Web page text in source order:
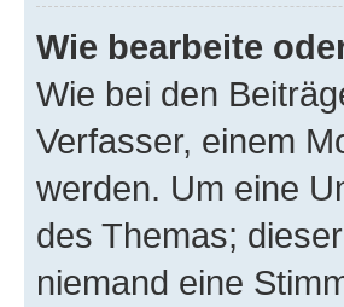
Wie bearbeite
Wie bei den
Verfasser, einem
werden. Um eine
des Themas;
niemand eine